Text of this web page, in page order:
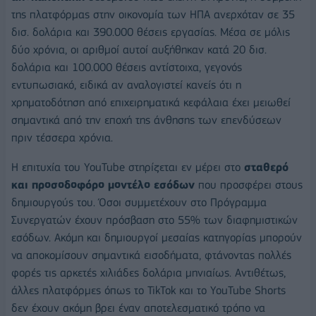
της πλατφόρμας στην οικονομία των ΗΠΑ ανερχόταν σε 35
δισ. δολάρια και 390.000 θέσεις εργασίας. Μέσα σε μόλις
δύο χρόνια, οι αριθμοί αυτοί αυξήθηκαν κατά 20 δισ.
δολάρια και 100.000 θέσεις αντίστοιχα, γεγονός
εντυπωσιακό, ειδικά αν αναλογιστεί κανείς ότι η
χρηματοδότηση από επιχειρηματικά κεφάλαια έχει μειωθεί
σημαντικά από την εποχή της άνθησης των επενδύσεων
πριν τέσσερα χρόνια.
Η επιτυχία του YouTube στηρίζεται εν μέρει στο σταθερό
και προσοδοφόρο μοντέλο εσόδων που προσφέρει στους
δημιουργούς του. Όσοι συμμετέχουν στο Πρόγραμμα
Συνεργατών έχουν πρόσβαση στο 55% των διαφημιστικών
εσόδων. Ακόμη και δημιουργοί μεσαίας κατηγορίας μπορούν
να αποκομίσουν σημαντικά εισοδήματα, φτάνοντας πολλές
φορές τις αρκετές χιλιάδες δολάρια μηνιαίως. Αντιθέτως,
άλλες πλατφόρμες όπως το TikTok και το YouTube Shorts
δεν έχουν ακόμη βρει έναν αποτελεσματικό τρόπο να